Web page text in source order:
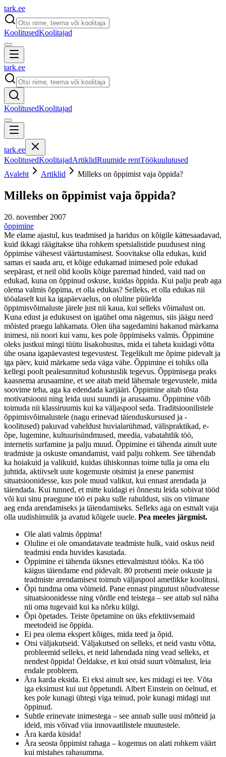
tark.ee
KoolitusedKoolitajad
tark.ee
KoolitusedKoolitajad
tark.ee
KoolitusedKoolitajadArtiklidRuumide rentTöökuulutused
Avaleht
Artiklid Milleks on õppimist vaja õppida?
Milleks on õppimist vaja õppida?
20. november 2007
õppimine
Me elame ajastul, kus teadmised ja haridus on kõigile kättesaadavad,
kuid ikkagi räägitakse üha rohkem spetsialistide puudusest ning
õppimise vähesest väärtustamisest. Soovitakse olla edukas, kuid
samas ei saada aru, et kõige edukamad inimesed pole edukad
seepärast, et neil olid koolis kõige paremad hinded, vaid nad on
edukad, kuna on õppinud oskuse, kuidas õppida. Kui palju peab aga
olema valmis õppima, et olla edukas? Selleks, et olla edukas nii
tööalaselt kui ka igapäevaelus, on oluline püüelda
õppimisvõimaluste järele just nii kaua, kui selleks võimalust on.
Kuna edust ja edukusest on igaühel oma nägemus, siis jäägu need
mõisted praegu lahkamata. Olen üha sagedamini hakanud märkama
inimesi, nii noori kui vanu, kes pole õppimiseks valmis. Õppimine
oleks justkui mingi tüütu lisakohustus, mida ei taheta kuidagi võtta
ühe osana igapäevastest tegevustest. Tegelikult me õpime pidevalt ja
iga päev, kuid märkame seda väga vähe. Õppimine ei tohiks olla
kellegi poolt pealesunnitud kohustuslik tegevus. Õppimisega peaks
kaasnema arusaamine, et see aitab meid lähemale tegevustele, mida
soovime teha, aga ka edendada karjääri. Õppimine aitab tõsta
motivatsiooni ning leida uusi suundi ja arusaamu. Õppimine võib
toimuda nii klassiruumis kui ka väljaspool seda. Traditsioonilistele
õppimisvõimalustele (nagu erinevad täienduskursused ja -
koolitused) pakuvad vaheldust huvialarühmad, välispraktikad, e-
õpe, lugemine, kultuurisündmused, meedia, vabatahtlik töö,
internetis surfamine ja palju muud. Õppimine ei tähenda ainult uute
teadmiste ja oskuste omandamist, vaid palju rohkem. See tähendab
ka hoiakuid ja vali­kuid, kuidas ühiskonnas toime tulla ja oma elu
juhtida, aktiivselt uute kogemuste otsimist ja enese panemist
situatsioonidesse, kus pole muud valikut, kui ennast arendada ja
täiendada. Kui tunned, et mitte kuidagi ei õnnestu leida sobivat tööd
või kui sinu praegune töö ei paku sulle rahuldust, siis on viimane
aeg enda arendamiseks ja täiendamiseks. Selleks aga on esmalt vaja
olla uudishimulik ja avatud kõigele uuele. Pea meeles järgmist.
Ole alati valmis õppima!
Oluline ei ole omandatavate teadmiste hulk, vaid oskus neid
teadmisi enda huvides kasutada.
Õppimine ei tähenda üksnes ettevalmistust tööks. Ka töö
käigus täiendame end pidevalt. 80 protsenti meie oskuste ja
teadmiste arendamisest toimub väljaspool ametlikke koolitusi.
Õpi tundma oma võimeid. Pane ennast pingutust nõudvatesse
situatsioonidesse ning võrdle end teistega – see aitab sul näha
nii oma tugevaid kui ka nõrku külgi.
Õpi õpetades. Teiste õpetamine on üks efektiivsemaid
meetodeid ise õppida.
Ei pea olema ekspert kõiges, mida teed ja õpid.
Otsi väljakutseid. Väljakutsed on selleks, et neid vastu võtta,
probleemid selleks, et neid lahendada ning vead selleks, et
nendest õppida! Öeldakse, et kui otsid suurt võimalust, leia
endale probleem.
Ära karda eksida. Ei eksi ainult see, kes midagi ei tee. Võta
iga eksimust kui uut õppetundi. Albert Einstein on öelnud, et
kes pole kunagi ühtegi viga teinud, pole kunagi midagi uut
õppinud.
Suhtle erinevate inimestega – see annab sulle uusi mõtteid ja
ideid, mis võivad viia innovaatilistele muutustele.
Ära karda küsida!
Ära seosta õppimist rahaga – kogemus on alati rohkem väärt
kui mistahes rahasumma.